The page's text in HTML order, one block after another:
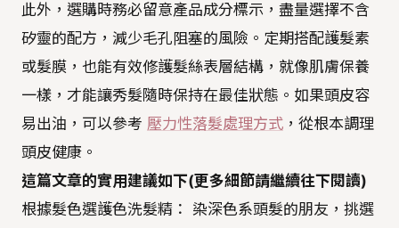
此外，選購時務必留意產品成分標示，盡量選擇不含
矽靈的配方，減少毛孔阻塞的風險。定期搭配護髮素
或髮膜，也能有效修護髮絲表層結構，就像肌膚保養
一樣，才能讓秀髮隨時保持在最佳狀態。如果頭皮容
易出油，可以參考 壓力性落髮處理方式 ，從根本調理
頭皮健康。
這篇文章的實用建議如下(更多細節請繼續往下閱讀)
根據髮色選護色洗髮精： 染深色系頭髮的朋友，挑選